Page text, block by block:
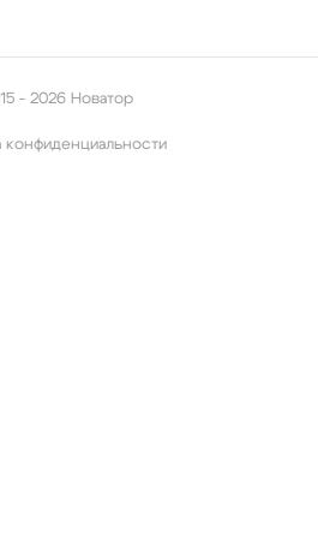
- 2026 Новатор
конфиденциальности